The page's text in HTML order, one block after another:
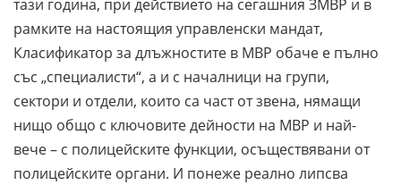
тази година, при действието на сегашния ЗМВР и в
рамките на настоящия управленски мандат,
Класификатор за длъжностите в МВР обаче е пълно
със „специалисти“, а и с началници на групи,
сектори и отдели, които са част от звена, нямащи
нищо общо с ключовите дейности на МВР и най-
вече – с полицейските функции, осъществявани от
полицейските органи. И понеже реално липсва